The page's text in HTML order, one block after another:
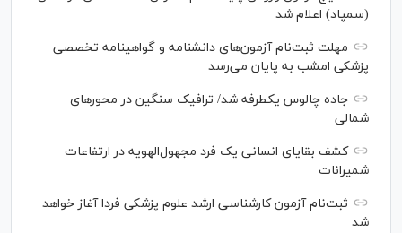
(سمپاد) اعلام شد
مهلت ثبت‌نام آزمون‌های دانشنامه و گواهینامه تخصصی
پزشکی امشب به پایان می‌رسد
جاده چالوس یکطرفه شد/ ترافیک سنگین در محورهای
شمالی
کشف بقایای انسانی یک فرد مجهول‌الهویه در ارتفاعات
شمیرانات
ثبت‌نام آزمون کارشناسی ارشد علوم پزشکی فردا آغاز خواهد
شد